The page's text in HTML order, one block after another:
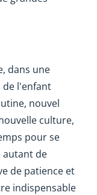
dans une
de l'enfant
nouvel
culture,
pour se
autant de
de patience et
indispensable